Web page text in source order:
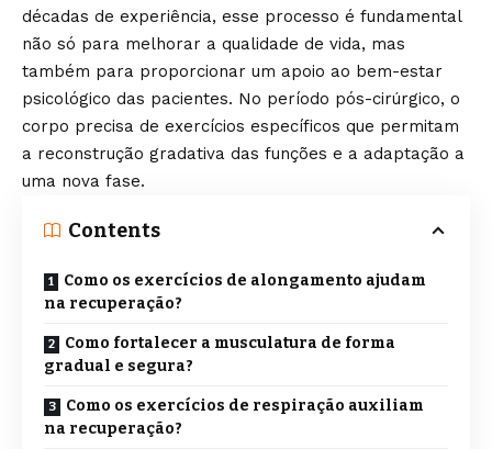
décadas de experiência, esse processo é fundamental
não só para melhorar a qualidade de vida, mas
também para proporcionar um apoio ao bem-estar
psicológico das pacientes. No período pós-cirúrgico, o
corpo precisa de exercícios específicos que permitam
a reconstrução gradativa das funções e a adaptação a
uma nova fase.
Contents
Como os exercícios de alongamento ajudam
na recuperação?
Como fortalecer a musculatura de forma
gradual e segura?
Como os exercícios de respiração auxiliam
na recuperação?